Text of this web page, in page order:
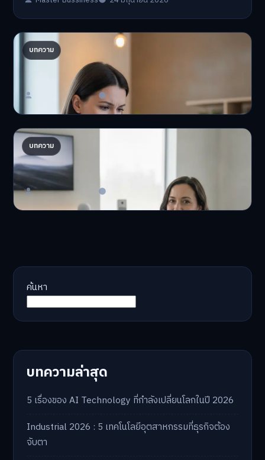
บทความ
ปรับพอร์ตรับ ‘เงินดิจิทัล 2.0’ จัดสรรงบอย่างไรไม่
ให้พัง
'เงินดิจิทัล 2.0' มาแล…
Master Bussiness 23 มิถุนายน 2026
บทความ
AI จัดพอร์ตให้ปัง! เทรนด์ลงทุนยุคใหม่ ไม่ต้องเฝ้า
จอ
AI จัดพอร์ตให้ปัง! หมด…
Master Bussiness 23 มิถุนายน 2026
ค้นหา
บทความล่าสุด
5 เรื่องของ AI Technology ที่กำลังเปลี่ยนโลกในปี 2026
Industrial 2026 : 5 เทคโนโลยีอุตสาหกรรมที่ธุรกิจต้อง
จับตา